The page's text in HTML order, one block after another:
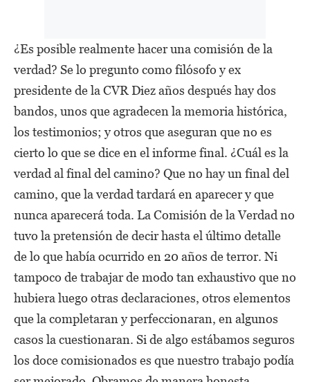
¿Es posible realmente hacer una comisión de la
verdad? Se lo pregunto como filósofo y ex
presidente de la CVR Diez años después hay dos
bandos, unos que agradecen la memoria histórica,
los testimonios; y otros que aseguran que no es
cierto lo que se dice en el informe final. ¿Cuál es la
verdad al final del camino? Que no hay un final del
camino, que la verdad tardará en aparecer y que
nunca aparecerá toda. La Comisión de la Verdad no
tuvo la pretensión de decir hasta el último detalle
de lo que había ocurrido en 20 años de terror. Ni
tampoco de trabajar de modo tan exhaustivo que no
hubiera luego otras declaraciones, otros elementos
que la completaran y perfeccionaran, en algunos
casos la cuestionaran. Si de algo estábamos seguros
los doce comisionados es que nuestro trabajo podía